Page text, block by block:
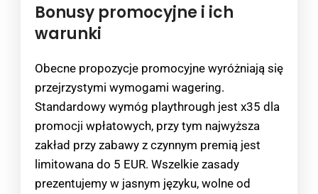
Bonusy promocyjne i ich
warunki
Obecne propozycje promocyjne wyróżniają się
przejrzystymi wymogami wagering.
Standardowy wymóg playthrough jest x35 dla
promocji wpłatowych, przy tym najwyższa
zakład przy zabawy z czynnym premią jest
limitowana do 5 EUR. Wszelkie zasady
prezentujemy w jasnym języku, wolne od